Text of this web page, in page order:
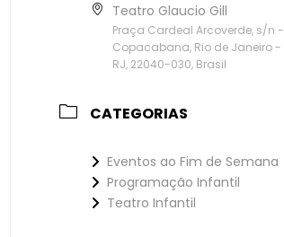
Teatro Glaucio Gill
Praça Cardeal Arcoverde, s/n -
Copacabana, Rio de Janeiro -
RJ, 22040-030, Brasil
CATEGORIAS
Eventos ao Fim de Semana
Programação Infantil
Teatro Infantil